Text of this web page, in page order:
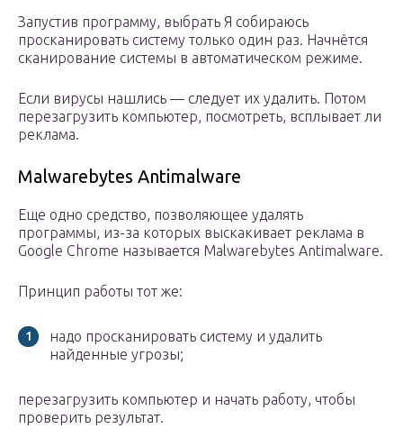
Запустив программу, выбрать Я собираюсь
просканировать систему только один раз. Начнётся
сканирование системы в автоматическом режиме.
Если вирусы нашлись — следует их удалить. Потом
перезагрузить компьютер, посмотреть, всплывает ли
реклама.
Malwarebytes Antimalware
Еще одно средство, позволяющее удалять
программы, из-за которых выскакивает реклама в
Google Chrome называется Malwarebytes Antimalware.
Принцип работы тот же:
надо просканировать систему и удалить
найденные угрозы;
перезагрузить компьютер и начать работу, чтобы
проверить результат.